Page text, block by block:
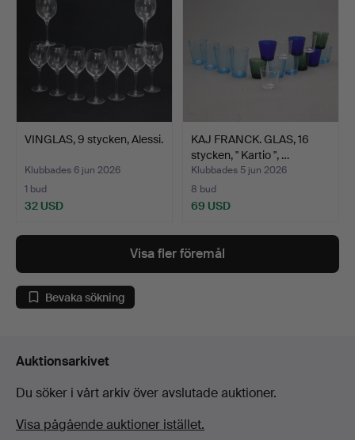
VINGLAS, 9 stycken, Alessi.
Klubbades 6 jun 2026
1 bud
32 USD
KAJ FRANCK. GLAS, 16
stycken, " Kartio ", …
Klubbades 5 jun 2026
8 bud
69 USD
Visa fler föremål
Bevaka sökning
Auktionsarkivet
Du söker i vårt arkiv över avslutade auktioner.
Visa pågående auktioner istället.